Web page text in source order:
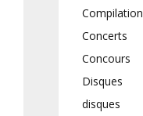
Compilation
Concerts
Concours
Disques
disques